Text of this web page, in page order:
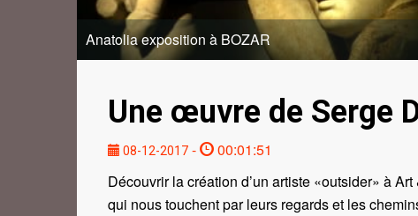
Anatolia exposition à BOZAR
Une œuvre de Serge
08-12-2017 -
00:01:51
Découvrir la création d’un artiste «outsider» à
qui nous touchent par leurs regards et les